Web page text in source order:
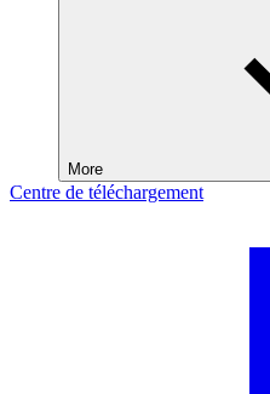
More
Centre de téléchargement